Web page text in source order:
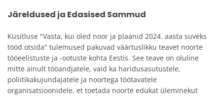
Järeldused ja Edasised Sammud
Küsitluse "Vasta, kui oled noor ja plaanid 2024. aasta suveks
tööd otsida" tulemused pakuvad väärtuslikku teavet noorte
tööeelistuste ja -ootuste kohta Eestis. See teave on oluline
mitte ainult tööandjatele, vaid ka haridusasutustele,
poliitikakujundajatele ja noortega töötavatele
organisatsioonidele, et toetada noorte edukat üleminekut